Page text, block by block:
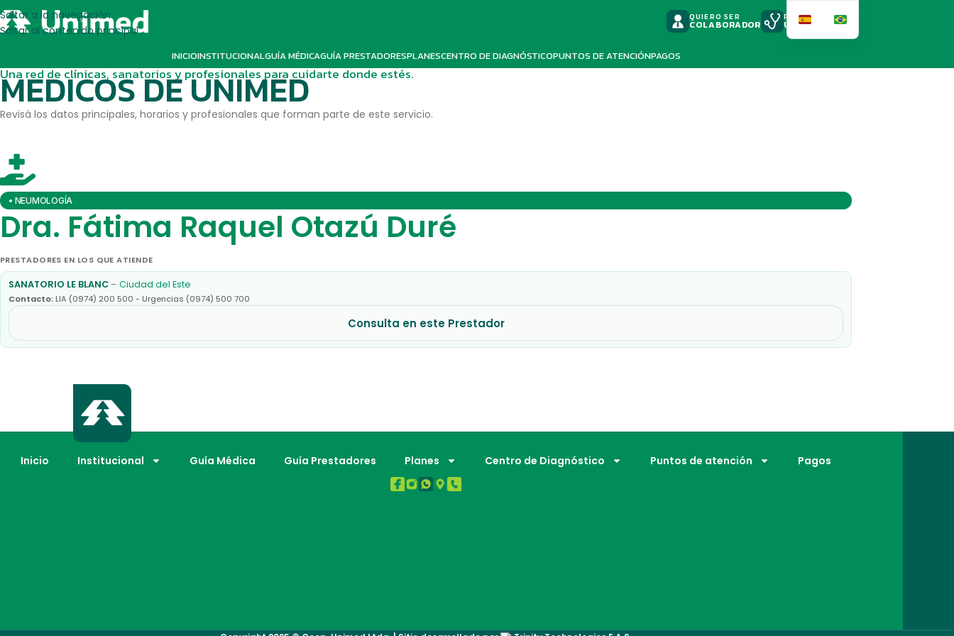
Saltar a la navegación
Saltar al contenido principal
QUIERO SER
COLABORADOR
PODSCAST
UNIMED
INICIOINSTITUCIONALGUÍA MÉDICAGUÍA PRESTADORESPLANESCENTRO DE DIAGNÓSTICOPUNTOS DE ATENCIÓNPAGOS
Una red de clínicas, sanatorios y profesionales para cuidarte donde estés.
MEDICOS DE UNIMED
Revisá los datos principales, horarios y profesionales que forman parte de este servicio.
• NEUMOLOGÍA
Dra. Fátima Raquel Otazú Duré
PRESTADORES EN LOS QUE ATIENDE
SANATORIO LE BLANC –Ciudad del Este
Contacto: LIA (0974) 200 500 - Urgencias (0974) 500 700
Consulta en este Prestador
BUENA SALUD.
Inicio Institucional Guía Médica Guía Prestadores Planes Centro de Diagnóstico Puntos de atención Pagos